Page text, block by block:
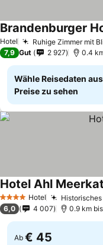
Hotel Ruhige Zimmer mit
Brandenburger
7,9 Gut 2 927 0.4
Wähle Reisedaten
Preise zu sehen
4 Sterne Hotel
Hotel Ahl
6,0 4 007 0.9 km
Ab € 45